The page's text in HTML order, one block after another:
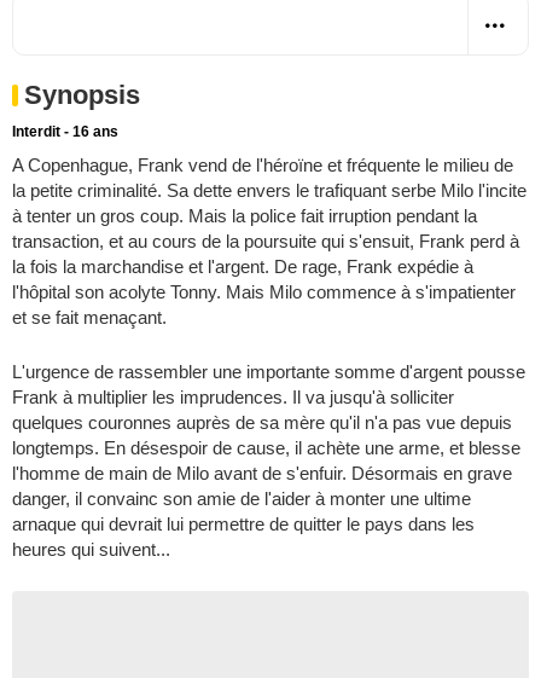
Synopsis
Interdit - 16 ans
A Copenhague, Frank vend de l'héroïne et fréquente le milieu de
la petite criminalité. Sa dette envers le trafiquant serbe Milo l'incite
à tenter un gros coup. Mais la police fait irruption pendant la
transaction, et au cours de la poursuite qui s'ensuit, Frank perd à
la fois la marchandise et l'argent. De rage, Frank expédie à
l'hôpital son acolyte Tonny. Mais Milo commence à s'impatienter
et se fait menaçant.
L'urgence de rassembler une importante somme d'argent pousse
Frank à multiplier les imprudences. Il va jusqu'à solliciter
quelques couronnes auprès de sa mère qu'il n'a pas vue depuis
longtemps. En désespoir de cause, il achète une arme, et blesse
l'homme de main de Milo avant de s'enfuir. Désormais en grave
danger, il convainc son amie de l'aider à monter une ultime
arnaque qui devrait lui permettre de quitter le pays dans les
heures qui suivent...